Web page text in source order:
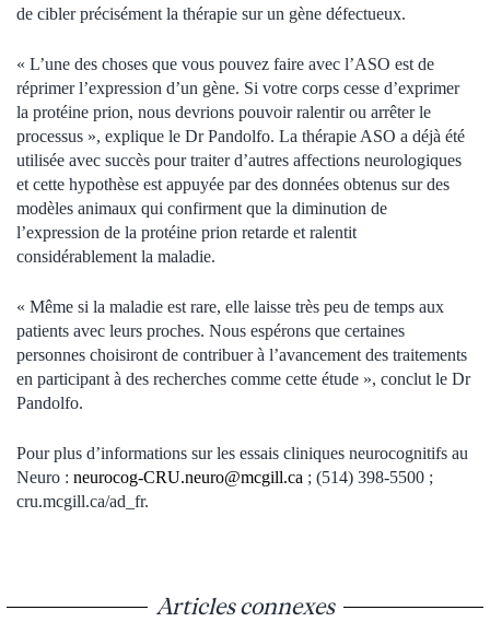
de cibler précisément la thérapie sur un gène défectueux.
« L’une des choses que vous pouvez faire avec l’ASO est de
réprimer l’expression d’un gène. Si votre corps cesse d’exprimer
la protéine prion, nous devrions pouvoir ralentir ou arrêter le
processus », explique le Dr Pandolfo. La thérapie ASO a déjà été
utilisée avec succès pour traiter d’autres affections neurologiques
et cette hypothèse est appuyée par des données obtenus sur des
modèles animaux qui confirment que la diminution de
l’expression de la protéine prion retarde et ralentit
considérablement la maladie.
« Même si la maladie est rare, elle laisse très peu de temps aux
patients avec leurs proches. Nous espérons que certaines
personnes choisiront de contribuer à l’avancement des traitements
en participant à des recherches comme cette étude », conclut le Dr
Pandolfo.
Pour plus d’informations sur les essais cliniques neurocognitifs au
Neuro : neurocog-CRU.neuro@mcgill.ca ; (514) 398-5500 ;
cru.mcgill.ca/ad_fr.
Articles connexes